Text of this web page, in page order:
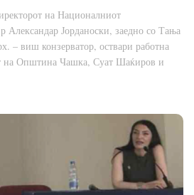
на Националниот
Александар Јорданоски, заедно со Тања
– виш конзерватор, оствари работна
на Општина Чашка, Суат Шаќиров и